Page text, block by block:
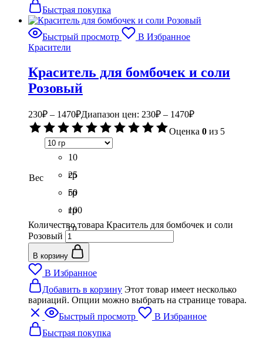
Быстрая покупка
Быстрый просмотр
В Избранное
Красители
Краситель для бомбочек и соли
Розовый
230₽ – 1470₽Диапазон цен: 230₽ – 1470₽
Оценка 0 из 5
Вес
10
гр
25
гр
50
гр
100
гр
Количество товара Краситель для бомбочек и соли
Розовый
В корзину
В Избранное
Добавить в корзину Этот товар имеет несколько
вариаций. Опции можно выбрать на странице товара.
Быстрый просмотр
В Избранное
Быстрая покупка